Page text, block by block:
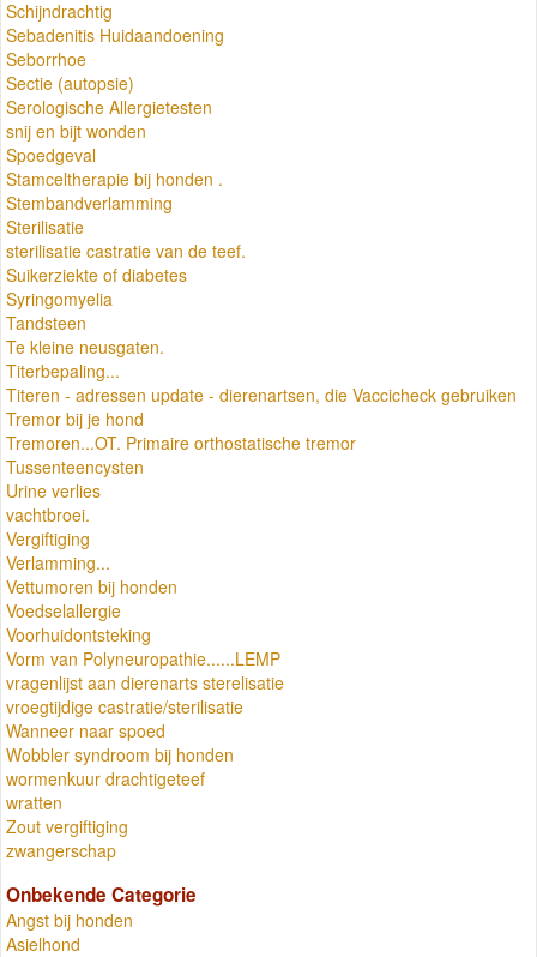
Schijndrachtig
Sebadenitis Huidaandoening
Seborrhoe
Sectie (autopsie)
Serologische Allergietesten
snij en bijt wonden
Spoedgeval
Stamceltherapie bij honden .
Stembandverlamming
Sterilisatie
sterilisatie castratie van de teef.
Suikerziekte of diabetes
Syringomyelia
Tandsteen
Te kleine neusgaten.
Titerbepaling...
Titeren - adressen update - dierenartsen, die Vaccicheck gebruiken
Tremor bij je hond
Tremoren...OT. Primaire orthostatische tremor
Tussenteencysten
Urine verlies
vachtbroei.
Vergiftiging
Verlamming...
Vettumoren bij honden
Voedselallergie
Voorhuidontsteking
Vorm van Polyneuropathie......LEMP
vragenlijst aan dierenarts sterelisatie
vroegtijdige castratie/sterilisatie
Wanneer naar spoed
Wobbler syndroom bij honden
wormenkuur drachtigeteef
wratten
Zout vergiftiging
zwangerschap
Onbekende Categorie
Angst bij honden
Asielhond